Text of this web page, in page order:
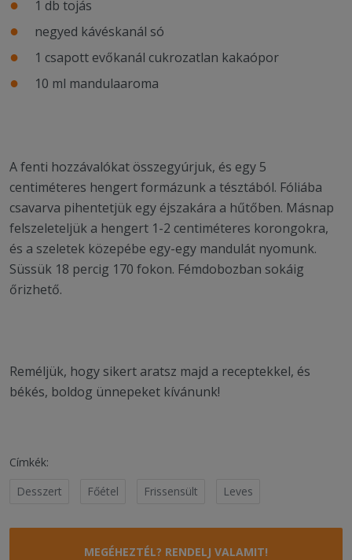
1 db tojás
negyed kávéskanál só
1 csapott evőkanál cukrozatlan kakaópor
10 ml mandulaaroma
A fenti hozzávalókat összegyúrjuk, és egy 5
centiméteres hengert formázunk a tésztából. Fóliába
csavarva pihentetjük egy éjszakára a hűtőben. Másnap
felszeleteljük a hengert 1-2 centiméteres korongokra,
és a szeletek közepébe egy-egy mandulát nyomunk.
Süssük 18 percig 170 fokon. Fémdobozban sokáig
őrizhető.
Reméljük, hogy sikert aratsz majd a receptekkel, és
békés, boldog ünnepeket kívánunk!
Címkék:
Desszert
Főétel Frissensült Leves
MEGÉHEZTÉL? RENDELJ VALAMIT!